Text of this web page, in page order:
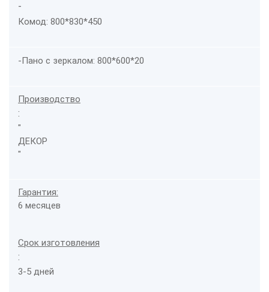
-
Комод: 800*830*450
-Пано с зеркалом: 800*600*20
Производство
:
"
ДЕКОР
"
Гарантия:
6 месяцев
Срок изготовления
:
3-5 дней